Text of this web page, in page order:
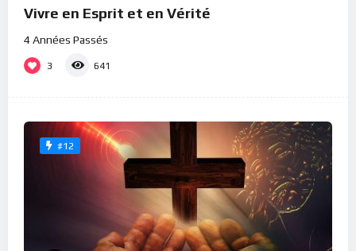
Vivre en Esprit et en Vérité
4 Années Passés
3 641
#12